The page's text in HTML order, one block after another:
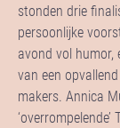
stonden drie
persoonlijke
avond vol humor,
van een
makers. Annica